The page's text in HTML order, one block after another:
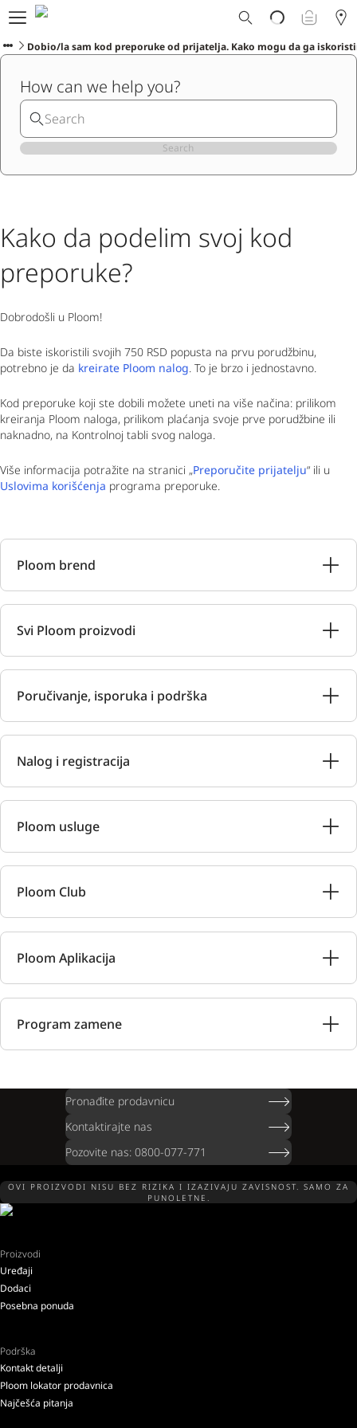
Ploom svet
E-shop
Ploom Club
Formular za prijavljivanje
Korisnička podrška
Blog
Dobio/la sam kod preporuke od prijatelja. Kako mogu da ga
How can we help you?
Search
Kako da podelim svoj kod
preporuke?
Dobrodošli u Ploom!
Da biste iskoristili svojih 750 RSD popusta na prvu porudžbinu,
potrebno je da kreirate Ploom nalog. To je brzo i jednostavno.
Kod preporuke koji ste dobili možete uneti na više načina: prilikom
kreiranja Ploom naloga, prilikom plaćanja svoje prve porudžbine ili
naknadno, na Kontrolnoj tabli svog naloga.
Više informacija potražite na stranici „Preporučite prijatelju“ ili u
Uslovima korišćenja programa preporuke.
Ploom brend
Svi Ploom proizvodi
Poručivanje, isporuka i podrška
Nalog i registracija
Ploom usluge
Ploom Club
Ploom Aplikacija
Program zamene
Pronađite prodavnicu
Kontaktirajte nas
Pozovite nas: 0800-077-771
OVI PROIZVODI NISU BEZ RIZIKA I IZAZIVAJU ZAVISNOST. SAMO ZA
PUNOLETNE.
Proizvodi
Uređaji
Dodaci
Posebna ponuda
Podrška
Kontakt detalji
Ploom lokator prodavnica
Najčešća pitanja